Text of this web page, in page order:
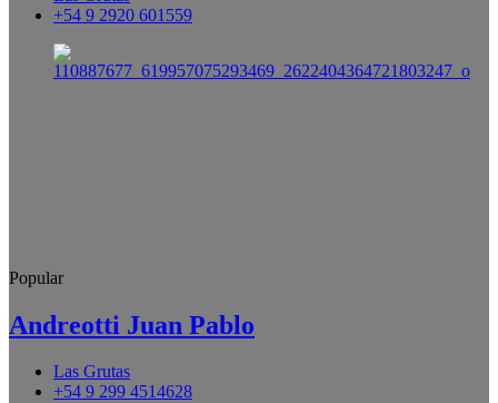
+54 9 2920 601559
Popular
Andreotti Juan Pablo
Las Grutas
+54 9 299 4514628